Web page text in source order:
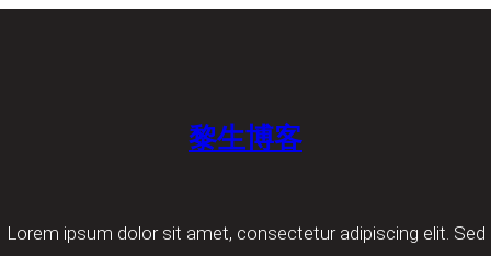
黎生博客
Lorem ipsum dolor sit amet, consectetur adipiscing elit. Sed